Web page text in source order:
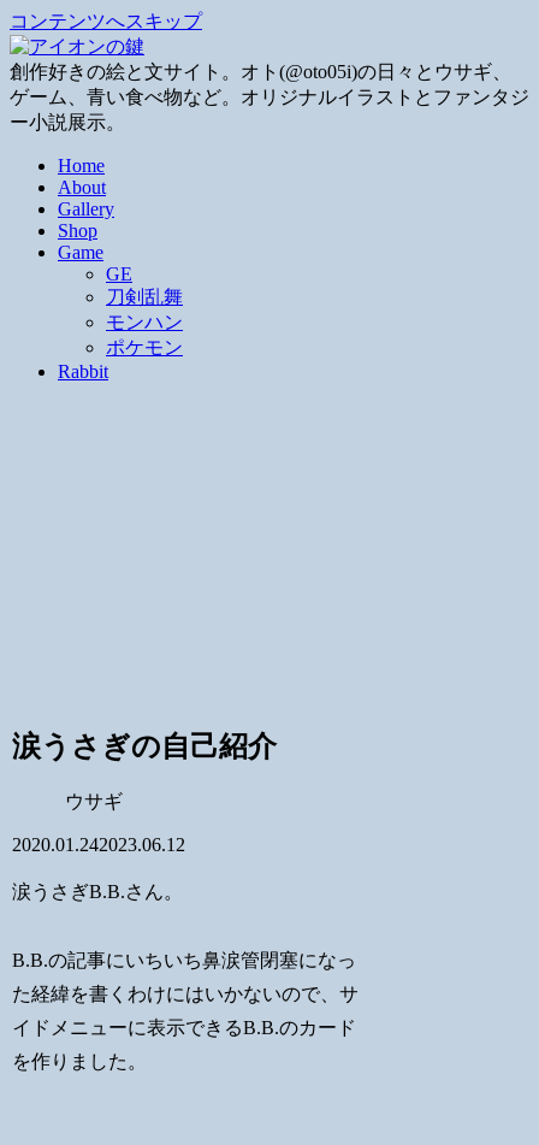
コンテンツへスキップ
創作好きの絵と文サイト。オト(@oto05i)の日々とウサギ、
ゲーム、青い食べ物など。オリジナルイラストとファンタジ
ー小説展示。
Home
About
Gallery
Shop
Game
GE
刀剣乱舞
モンハン
ポケモン
Rabbit
涙うさぎの自己紹介
ウサギ
2020.01.242023.06.12
涙うさぎB.B.さん。
B.B.の記事にいちいち鼻涙管閉塞になっ
た経緯を書くわけにはいかないので、サ
イドメニューに表示できるB.B.のカード
を作りました。